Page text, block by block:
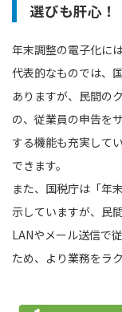
選びも肝心！
年末調整の電子化に
代表的なものでは、
ありますが、民間の
の、従業員の申告を
する機能も充実して
できます。
また、国税庁は「年
示していますが、民
LANやメール送信で
ため、より業務をラ